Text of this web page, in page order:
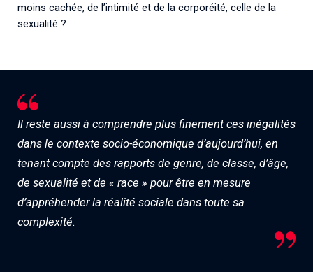
moins cachée, de l’intimité et de la corporéité, celle de la
sexualité ?
Il reste aussi à comprendre plus finement ces inégalités
dans le contexte socio-économique d’aujourd’hui, en
tenant compte des rapports de genre, de classe, d’âge,
de sexualité et de « race » pour être en mesure
d’appréhender la réalité sociale dans toute sa
complexité.